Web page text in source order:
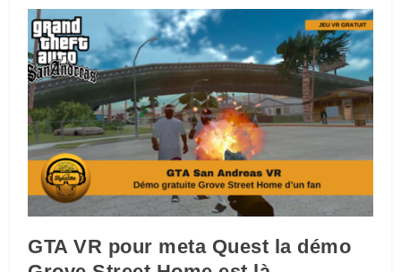
GTA VR pour meta Quest la démo